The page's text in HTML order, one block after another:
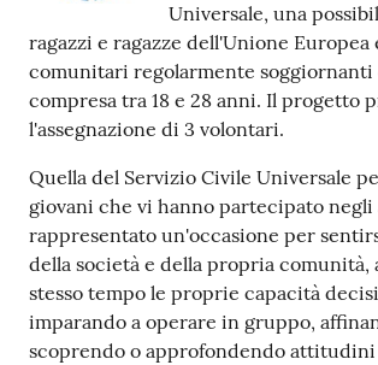
e
o
Tutti
gli
argomenti...
Seguici
su
Universale, una
ragazzi e ragazze dell'Unione Europea
comunitari regolarmente soggiornanti
compresa tra 18 e 28 anni. Il progetto
l'assegnazione di 3 volontari.
Quella del Servizio Civile Universale
giovani che vi hanno partecipato negli
rappresentato un'occasione per
della società e della propria comunità,
stesso tempo le proprie capacità
imparando a operare in gruppo,
scoprendo o approfondendo